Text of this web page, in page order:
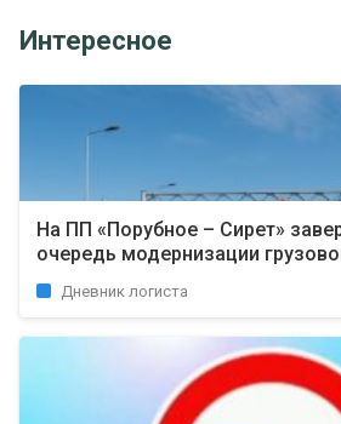
Интересное
На ПП «Порубное – Сирет»
очередь модернизации
Дневник логиста